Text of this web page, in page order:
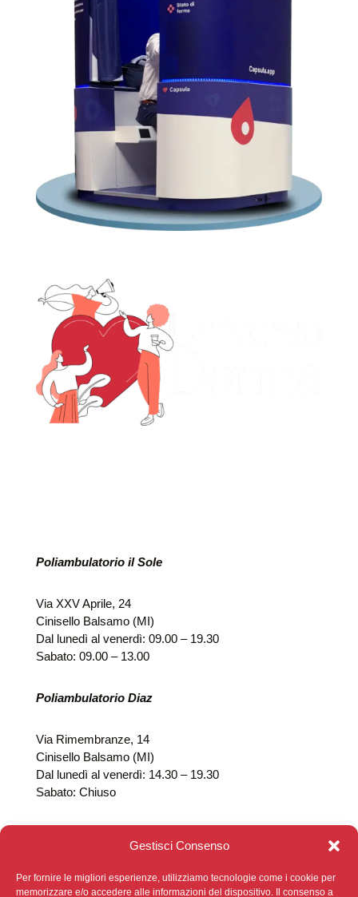
Gestisci Consenso
Per fornire le migliori esperienze, utilizziamo tecnologie come i cookie per
memorizzare e/o accedere alle informazioni del dispositivo. Il consenso a
Poliambulatorio il Sole
Via XXV Aprile, 24
Cinisello Balsamo (MI)
Dal lunedì al venerdì: 09.00 – 19.30
Sabato: 09.00 – 13.00
Poliambulatorio Diaz
Via Rimembranze, 14
Cinisello Balsamo (MI)
Dal lunedì al venerdì: 14.30 – 19.30
Sabato: Chiuso